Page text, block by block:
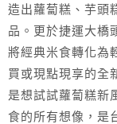
造出蘿蔔糕、芋頭
品。更於捷運大橋
將經典米食轉化為
買或現點現享的全
是想試試蘿蔔糕新
食的所有想像，是